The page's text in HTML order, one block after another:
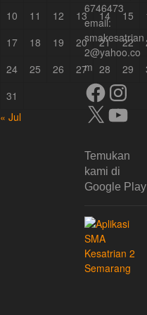
10
11 12 13 14 15
17
18 19 20 21 22
24
25 26 27 28 29
31
« Jul
6746473
email:
smakesatrian
2@yahoo.co
m
Facebook
X
YouTube
Temukan
kami di
Google Play